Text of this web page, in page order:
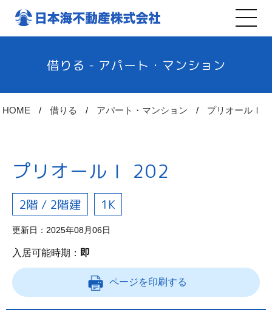
借りる - アパート・マンション
HOME 借りる アパート・マンション プリオールⅠ
プリオールⅠ 202
2階 / 2階建 1K
更新日：2025年08月06日
入居可能時期： 即
ページを印刷する